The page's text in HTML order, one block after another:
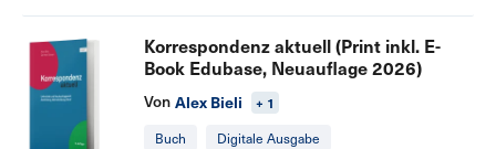
Korrespondenz aktuell (Print inkl. E-
Book Edubase, Neuauflage 2026)
Von Alex Bieli + 1
Buch Digitale Ausgabe